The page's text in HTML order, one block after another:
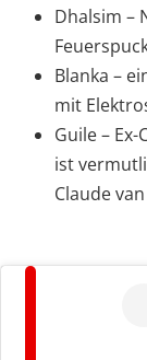
Dhalsim –
Blanka –
mit
Guile –
ist
Claude